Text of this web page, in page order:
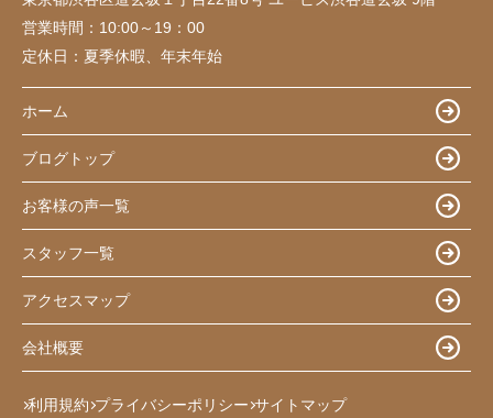
営業時間： 10:00～19：00
定休日： 夏季休暇、年末年始
ホーム
ブログトップ
お客様の声一覧
スタッフ一覧
アクセスマップ
会社概要
利用規約 プライバシーポリシー サイトマップ